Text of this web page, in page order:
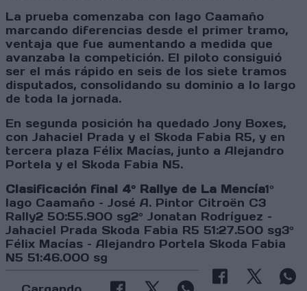
La prueba comenzaba con Iago Caamaño
marcando diferencias desde el primer tramo,
ventaja que fue aumentando a medida que
avanzaba la competición. El piloto consiguió
ser el más rápido en seis de los siete tramos
disputados, consolidando su dominio a lo largo
de toda la jornada.
En segunda posición ha quedado Jony Boxes,
con Jahaciel Prada y el Skoda Fabia R5, y en
tercera plaza Félix Macías, junto a Alejandro
Portela y el Skoda Fabia N5.
Clasificación final 4º Rallye de La Mencía1º
Iago Caamaño – José A. Pintor Citroën C3
Rally2 50:55.900 sg2º Jonatan Rodríguez –
Jahaciel Prada Skoda Fabia R5 51:27.500 sg3º
Félix Macías – Alejandro Portela Skoda Fabia
N5 51:46.000 sg